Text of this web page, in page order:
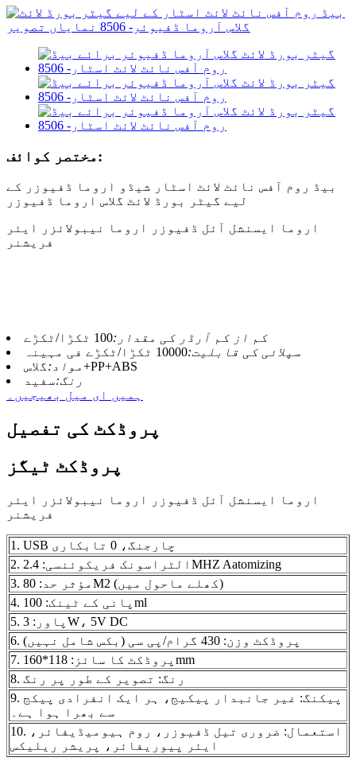
مختصر کوائف:
بیڈ روم آفس نائٹ لائٹ اسٹار شیڈو اروما ڈفیوزر کے
لیے گیٹر بورڈ لائٹ گلاس اروما ڈفیوزر
اروما ایسنشل آئل ڈفیوزر اروما نیبولائزر ایئر
فریشنر
کم از کم آرڈر کی مقدار:100 ٹکڑا/ٹکڑے
سپلائی کی قابلیت:10000 ٹکڑا/ٹکڑے فی مہینہ
مواد:گلاس+PP+ABS
رنگ:سفید
ہمیں ای میل بھیجیں۔
پروڈکٹ کی تفصیل
پروڈکٹ ٹیگز
اروما ایسنشل آئل ڈفیوزر اروما نیبولائزر ایئر
فریشنر
1. USB چارجنگ، 0 تابکاری
2. الٹراسونک فریکوئنسی: 2.4MHZ Aatomizing
3. مؤثر حد: 80M2 (کھلے ماحول میں)
4. پانی کے ٹینک: 100ml
5. پاور: 3W، 5V DC
6. پروڈکٹ وزن: 430 گرام/پی سی (بکس شامل نہیں)
7. پروڈکٹ کا سائز: 118*160mm
8. رنگ: تصویر کے طور پر رنگ
9. پیکنگ: غیر جانبدار پیکیج، ہر ایک انفرادی پیکج
سے بھرا ہوا ہے۔
10. استعمال: ضروری تیل ڈفیوزر، روم ہیومیڈیفائر،
ایئر پیوریفائر، پریشر ریلیکس